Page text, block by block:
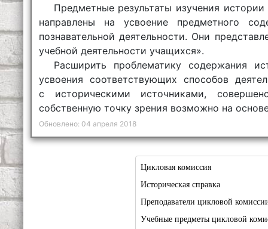
Предметные результаты изучения
направлены на усвоение предметного
познавательной деятельности. Они
учебной деятельности учащихся».
Расширить проблематику содержания
усвоения соответствующих способов
с историческими источниками,
собственную точку зрения возможно на
Обновлено: 04 апреля 2018
Цикловая комиссия
Историческая справка
Преподаватели цикловой
Учебные предметы цикловой